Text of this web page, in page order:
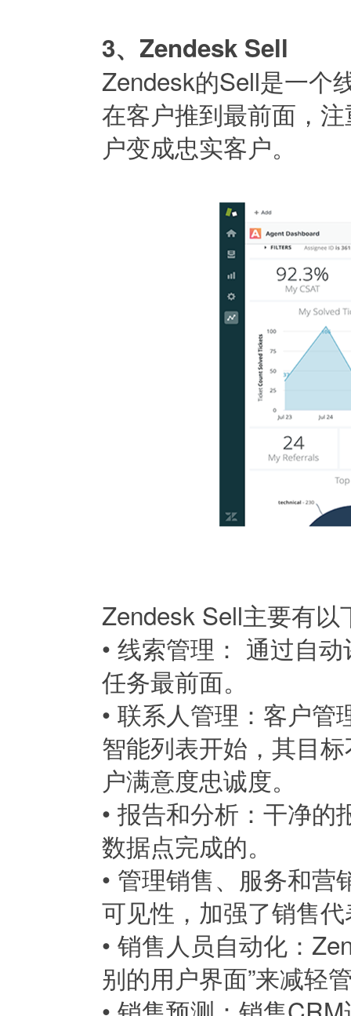
3、Zendesk Sell
Zendesk的Sell是一个
在客户推到最前面，
户变成忠实客户。
Zendesk Sell主要有以
• 线索管理： 通过自
任务最前面。
• 联系人管理：客户管
智能列表开始，其目
户满意度忠诚度。
• 报告和分析：干净的
数据点完成的。
• 管理销售、服务和营
可见性，加强了销售
• 销售人员自动化：
别的用户界面”来减轻